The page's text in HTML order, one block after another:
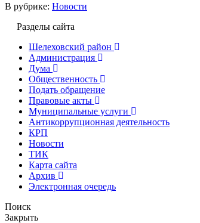
В рубрике: Новости
Разделы сайта
Шелеховский район
Администрация
Дума
Общественность
Подать обращение
Правовые акты
Муниципальные услуги
Антикоррупционная деятельность
КРП
Новости
ТИК
Карта сайта
Архив
Электронная очередь
Поиск
Закрыть